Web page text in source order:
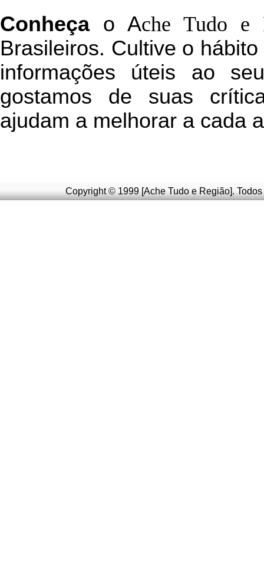
Conheçao Ache Tudo e
Brasileiros. Cultive o
informações úteis ao
gostamos de suas
ajudam a melhorar a cada
Copyright © 1999 [Ache Tudo e Região].